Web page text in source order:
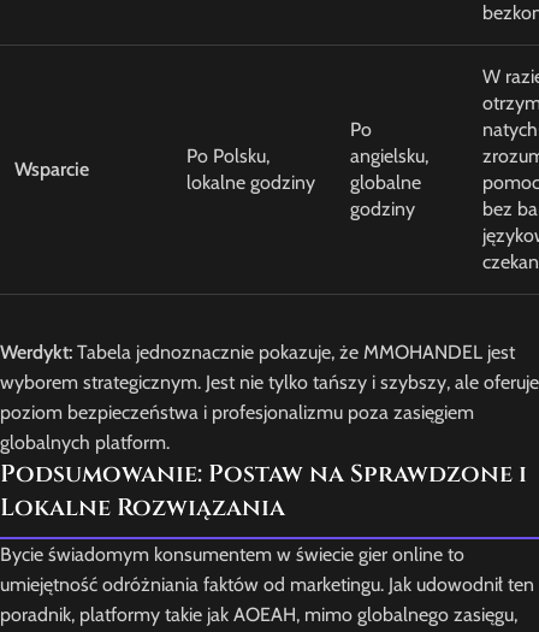
Wsparcie
Po Polsku,
lokalne godziny
Po
angielsku,
globalne
godziny
W
bez
Werdykt: Tabela jednoznacznie pokazuje, że MMOHANDEL jest
wyborem strategicznym. Jest nie tylko tańszy i szybszy, ale oferuje
poziom bezpieczeństwa i profesjonalizmu poza zasięgiem
globalnych platform.
Podsumowanie: Postaw na Sprawdzone i
Lokalne Rozwiązania
Bycie świadomym konsumentem w świecie gier online to
umiejętność odróżniania faktów od marketingu. Jak udowodnił ten
poradnik, platformy takie jak AOEAH, mimo globalnego zasięgu,